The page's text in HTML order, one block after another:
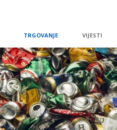
TRGOVANJE VIJESTI